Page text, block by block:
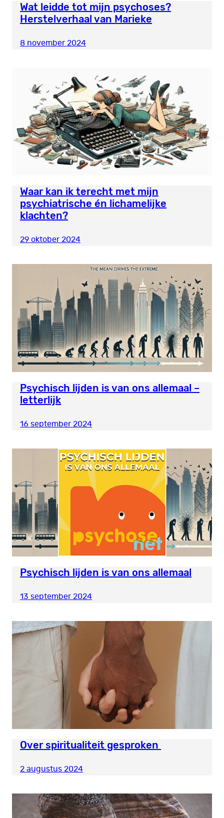
Wat leidde tot mijn psychoses?
Herstelverhaal van Marieke
8 november 2024
Waar kan ik terecht met mijn
psychiatrische én lichamelijke
klachten?
29 oktober 2024
Psychisch lijden is van ons allemaal –
letterlijk
16 september 2024
Psychisch lijden is van ons allemaal
13 september 2024
Over spiritualiteit gesproken
2 augustus 2024